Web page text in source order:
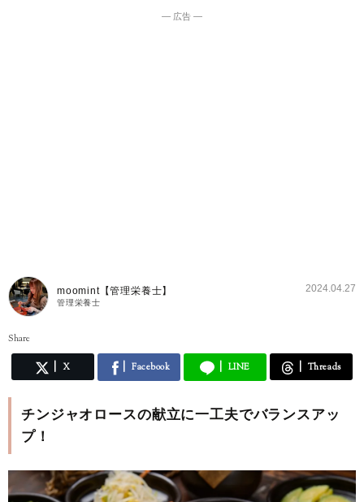
― 広告 ―
moomint【管理栄養士】
管理栄養士
2024.04.27
Share
X Facebook LINE Threads
チンジャオロースの献立に一工夫でバランスアッ
プ！